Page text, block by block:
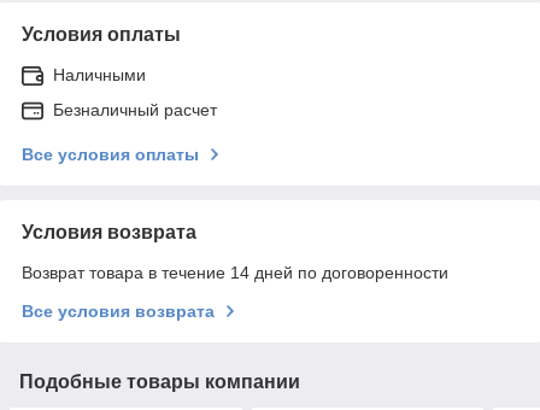
Условия оплаты
Наличными
Безналичный расчет
Все условия оплаты
Условия возврата
Возврат товара в течение 14 дней по договоренности
Все условия возврата
Подобные товары компании